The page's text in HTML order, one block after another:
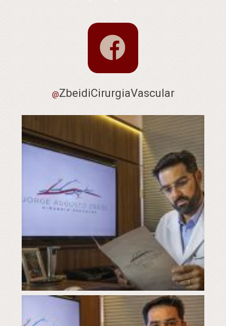
@ZbeidiCirurgiaVascular